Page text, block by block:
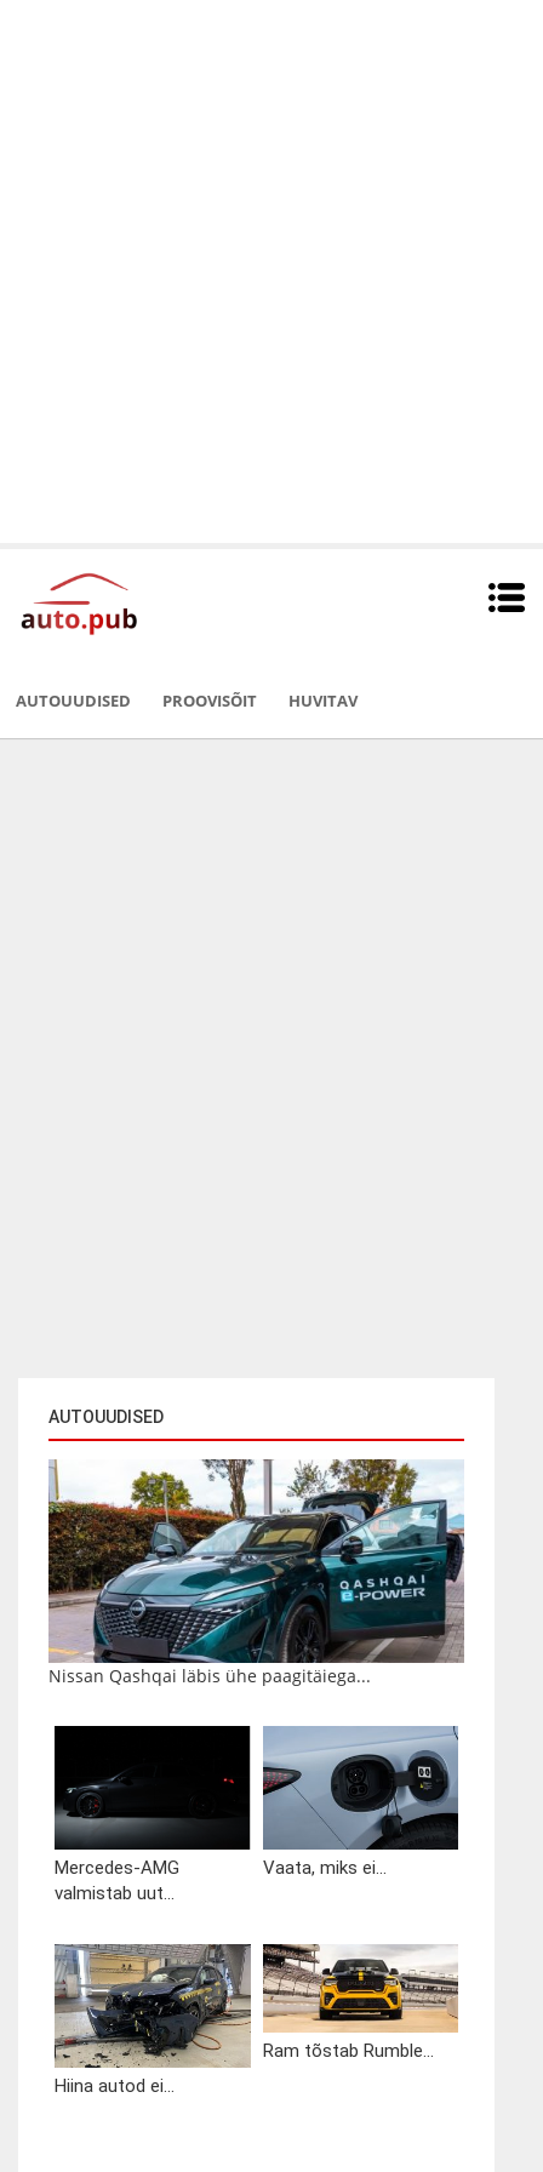
AUTOUUDISED PROOVISÕIT HUVITAV
AUTOUUDISED
Nissan Qashqai läbis ühe paagitäiega...
Mercedes-AMG
valmistab uut...
Vaata, miks ei...
Hiina autod ei...
Ram tõstab Rumble...